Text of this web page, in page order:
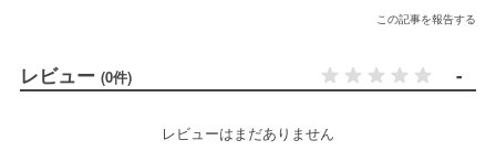
この記事を報告する
レビュー (0件) -
レビューはまだありません